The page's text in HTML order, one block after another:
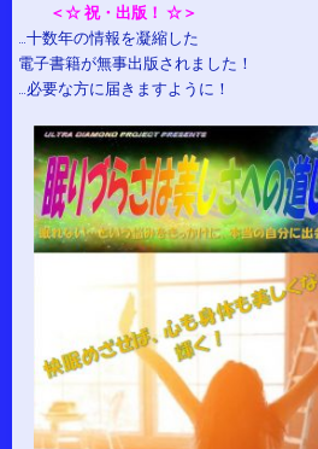
＜☆ 祝・出版！ ☆＞
…十数年の情報を凝縮した
電子書籍が無事出版されました！
…必要な方に届きますように！